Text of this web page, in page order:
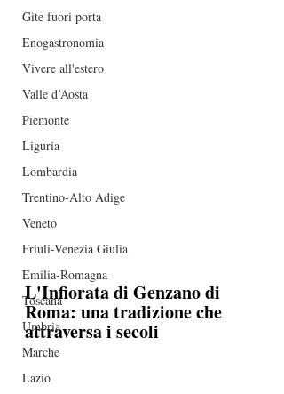
Gite fuori porta
Enogastronomia
Vivere all'estero
Valle d’Aosta
Piemonte
Liguria
Lombardia
Trentino-Alto Adige
Veneto
Friuli-Venezia Giulia
Emilia-Romagna
Toscana
Umbria
Marche
Lazio
L'Infiorata di Genzano di
Roma: una tradizione che
attraversa i secoli